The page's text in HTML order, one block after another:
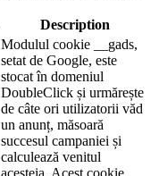
Description
Modulul cookie __gads,
setat de Google, este
stocat în domeniul
DoubleClick și urmărește
de câte ori utilizatorii văd
un anunț, măsoară
succesul campaniei și
calculează venitul